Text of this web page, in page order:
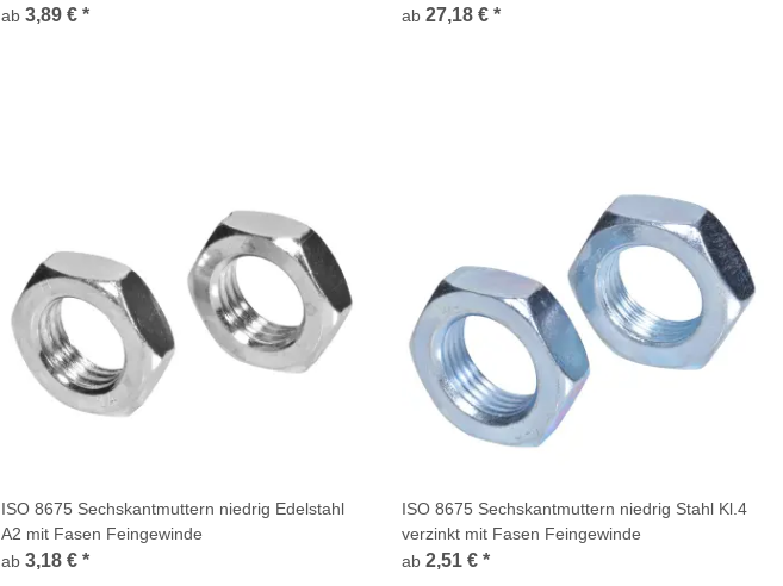
ab 3,89 € *
Form
ab 27,18 € *
ISO 8675 Sechskantmuttern niedrig Edelstahl
A2 mit Fasen Feingewinde
ab 3,18 € *
ISO 8675 Sechskantmuttern niedrig Stahl Kl.4
verzinkt mit Fasen Feingewinde
ab 2,51 € *